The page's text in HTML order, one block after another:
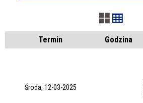
Kategoria
Termin Godzina
Środa, 12-03-2025